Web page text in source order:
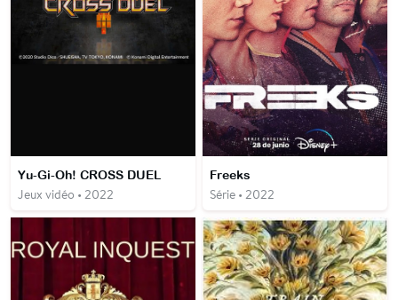
Yu-Gi-Oh! CROSS DUEL
Jeux vidéo • 2022
Freeks
Série • 2022